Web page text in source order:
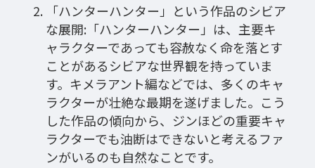
「ハンターハンター」という作品のシビア
な展開:「ハンターハンター」は、主要キ
ャラクターであっても容赦なく命を落とす
ことがあるシビアな世界観を持っていま
す。キメラアント編などでは、多くのキャ
ラクターが壮絶な最期を遂げました。こう
した作品の傾向から、ジンほどの重要キャ
ラクターでも油断はできないと考えるファ
ンがいるのも自然なことです。